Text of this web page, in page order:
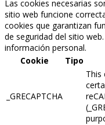
Las cookies necesarias
sitio web funcione
cookies que garantizan
de seguridad del sitio
información personal.
Cookie
Tipo
_GRECAPTCHA
This